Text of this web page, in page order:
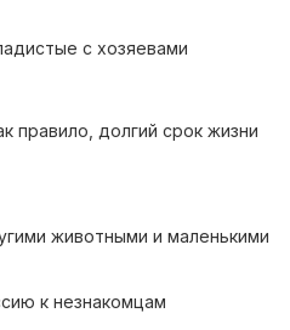
с хозяевами
правило, долгий срок жизни
животными и маленькими
к незнакомцам